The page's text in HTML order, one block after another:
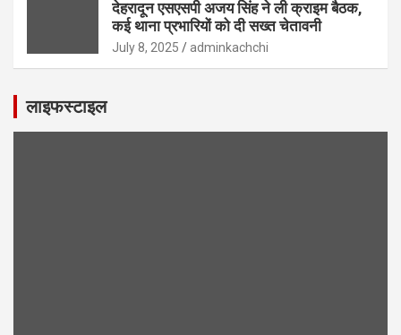
देहरादून एसएसपी अजय सिंह ने ली क्राइम बैठक,
कई थाना प्रभारियों को दी सख्त चेतावनी
July 8, 2025 adminkachchi
लाइफस्टाइल